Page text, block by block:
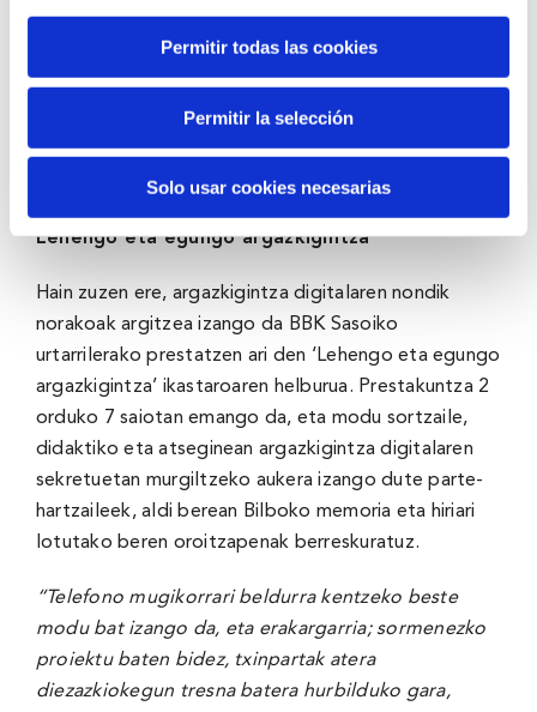
Permitir todas las cookies
Permitir la selección
Solo usar cookies necesarias
antolatzen dira, edo Google Maps-en ez galtzeko,
Osakidetzaren webgunetik airoso irteteko, baita
mugikorrean gordetzen dituzten argazkiak
kudeatzeko (memoria askatu, hodeian gorde,
inprimatu…) saioak ere.
Lehengo eta egungo argazkigintza
Hain zuzen ere, argazkigintza digitalaren nondik
norakoak argitzea izango da BBK Sasoiko
urtarrilerako prestatzen ari den ‘Lehengo eta egungo
argazkigintza’ ikastaroaren helburua. Prestakuntza 2
orduko 7 saiotan emango da, eta modu sortzaile,
didaktiko eta atseginean argazkigintza digitalaren
sekretuetan murgiltzeko aukera izango dute parte-
hartzaileek, aldi berean Bilboko memoria eta hiriari
lotutako beren oroitzapenak berreskuratuz.
“Telefono mugikorrari beldurra kentzeko beste
modu bat izango da, eta erakargarria; sormenezko
proiektu baten bidez, txinpartak atera
diezazkiokegun tresna batera hurbilduko gara,